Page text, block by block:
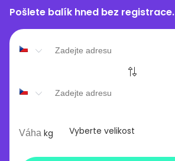
Pošlete balík hned bez registrace.
kg Vyberte velikost